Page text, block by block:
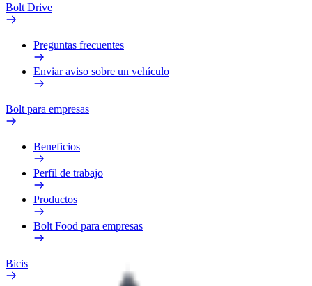
Bolt Drive
Preguntas frecuentes
Enviar aviso sobre un vehículo
Bolt para empresas
Beneficios
Perfil de trabajo
Productos
Bolt Food para empresas
Bicis